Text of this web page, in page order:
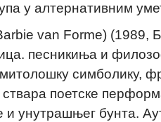
у алтернативним
van Forme) (1989,
песникиња и
симболику,
поетске
унутрашњег бунта.